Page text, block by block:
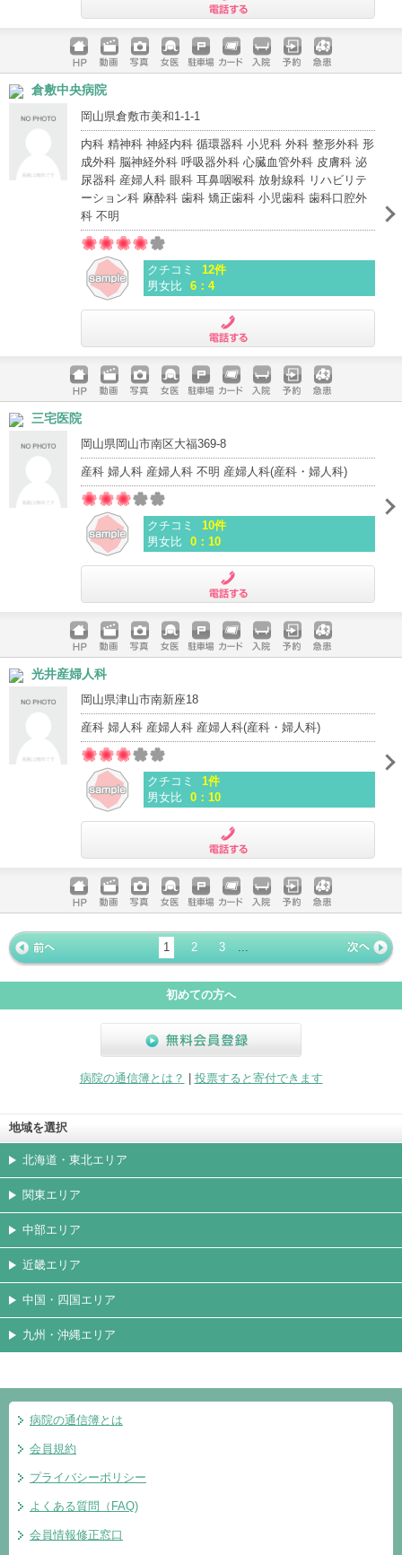
ホームペ
ージ
動画 写真 女医 駐車場
クレジッ
入院 予約 急患
倉敷中央病院
岡山県倉敷市美和1-1-1
内科 精神科 神経内科 循環器科 小児科 外科 整形外科 形
成外科 脳神経外科 呼吸器外科 心臓血管外科 皮膚科 泌
尿器科 産婦人科 眼科 耳鼻咽喉科 放射線科 リハビリテ
ーション科 麻酔科 歯科 矯正歯科 小児歯科 歯科口腔外
科 不明
クチコミ
12件
男女比 6：4
ホームペ
ージ
動画 写真 女医 駐車場
クレジッ
入院 予約 急患
三宅医院
岡山県岡山市南区大福369-8
産科 婦人科 産婦人科 不明 産婦人科(産科・婦人科)
クチコミ
10件
男女比 0：10
ホームペ
ージ
動画 写真 女医 駐車場
クレジッ
入院 予約 急患
光井産婦人科
岡山県津山市南新座18
産科 婦人科 産婦人科 産婦人科(産科・婦人科)
クチコミ
1件
男女比 0：10
ホームペ
ージ
動画 写真 女医 駐車場
クレジッ
トカード
入院 予約 急患
« 前ペー
ジ
1 2 3
次ページ
»
初めての方へ
病院の通信簿とは？
投票すると寄付できます
地域を選択
北海道・東北エリア
関東エリア
中部エリア
近畿エリア
中国・四国エリア
九州・沖縄エリア
病院の通信簿とは
会員規約
プライバシーポリシー
よくある質問（FAQ)
会員情報修正窓口